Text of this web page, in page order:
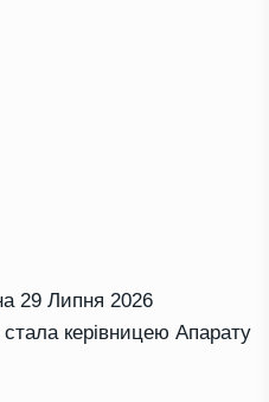
29 Липня 2026
керівницею Апарату